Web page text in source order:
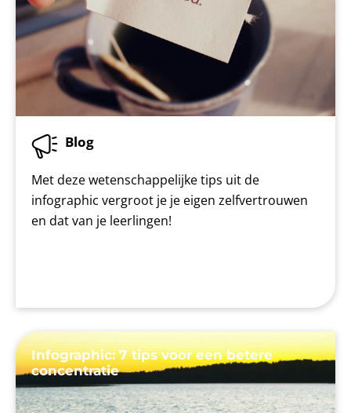
Blog
Met deze wetenschappelijke tips uit de
infographic vergroot je je eigen zelfvertrouwen
en dat van je leerlingen!
Infographic: 7 tips voor een betere
concentratie